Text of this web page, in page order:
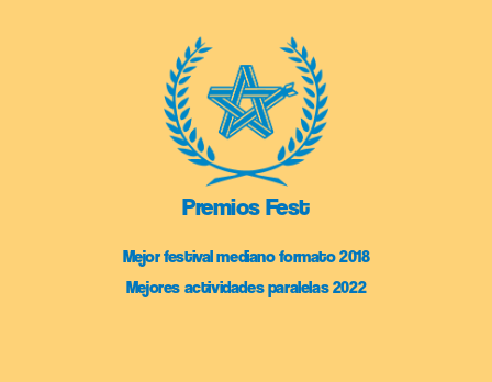
Premios Fest
Mejor festival mediano formato 2018
Mejores actividades paralelas 2022